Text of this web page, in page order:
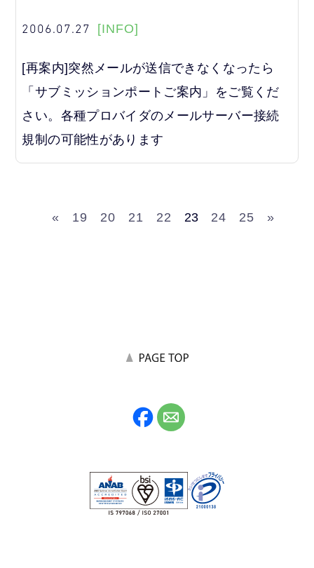
2006.07.27 [INFO]
[再案内]突然メールが送信できなくなったら
「サブミッションポートご案内」をご覧くだ
さい。各種プロバイダのメールサーバー接続
規制の可能性があります
« 19 20 21 22 23 24 25 »